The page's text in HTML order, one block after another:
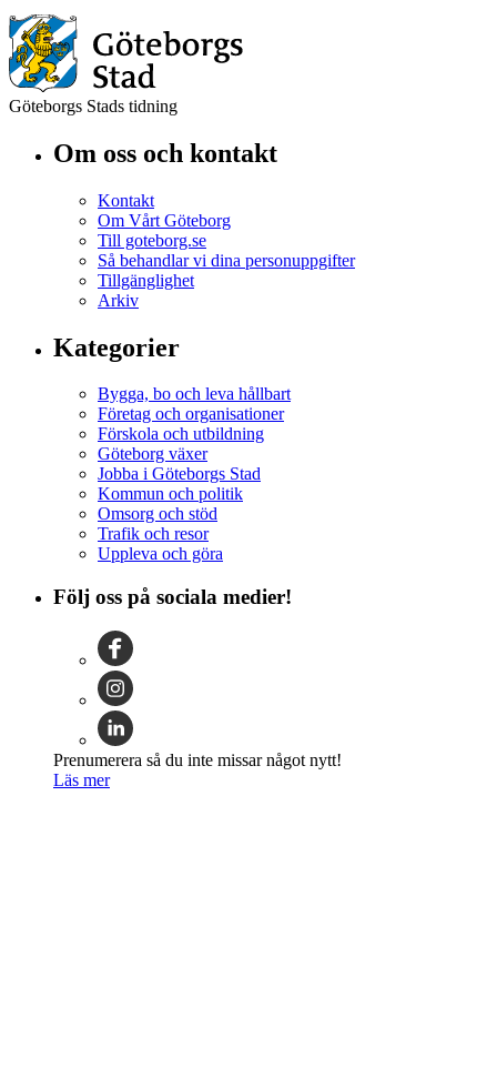
Göteborgs Stads tidning
Om oss och kontakt
Kontakt
Om Vårt Göteborg
Till goteborg.se
Så behandlar vi dina personuppgifter
Tillgänglighet
Arkiv
Kategorier
Bygga, bo och leva hållbart
Företag och organisationer
Förskola och utbildning
Göteborg växer
Jobba i Göteborgs Stad
Kommun och politik
Omsorg och stöd
Trafik och resor
Uppleva och göra
Följ oss på sociala medier!
Prenumerera så du inte missar något nytt!
Läs mer